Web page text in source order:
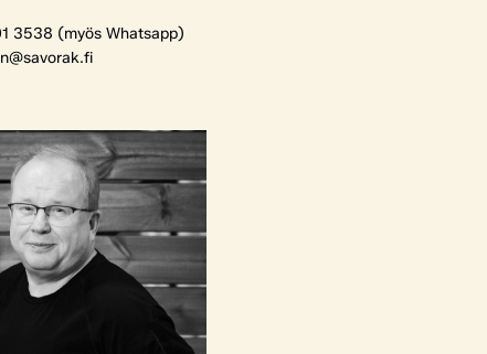
3538 (myös Whatsapp)